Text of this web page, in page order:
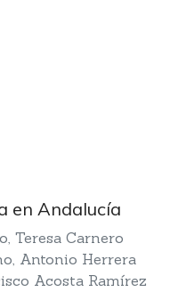
en Andalucía
Teresa Carnero
Antonio Herrera
Acosta Ramírez